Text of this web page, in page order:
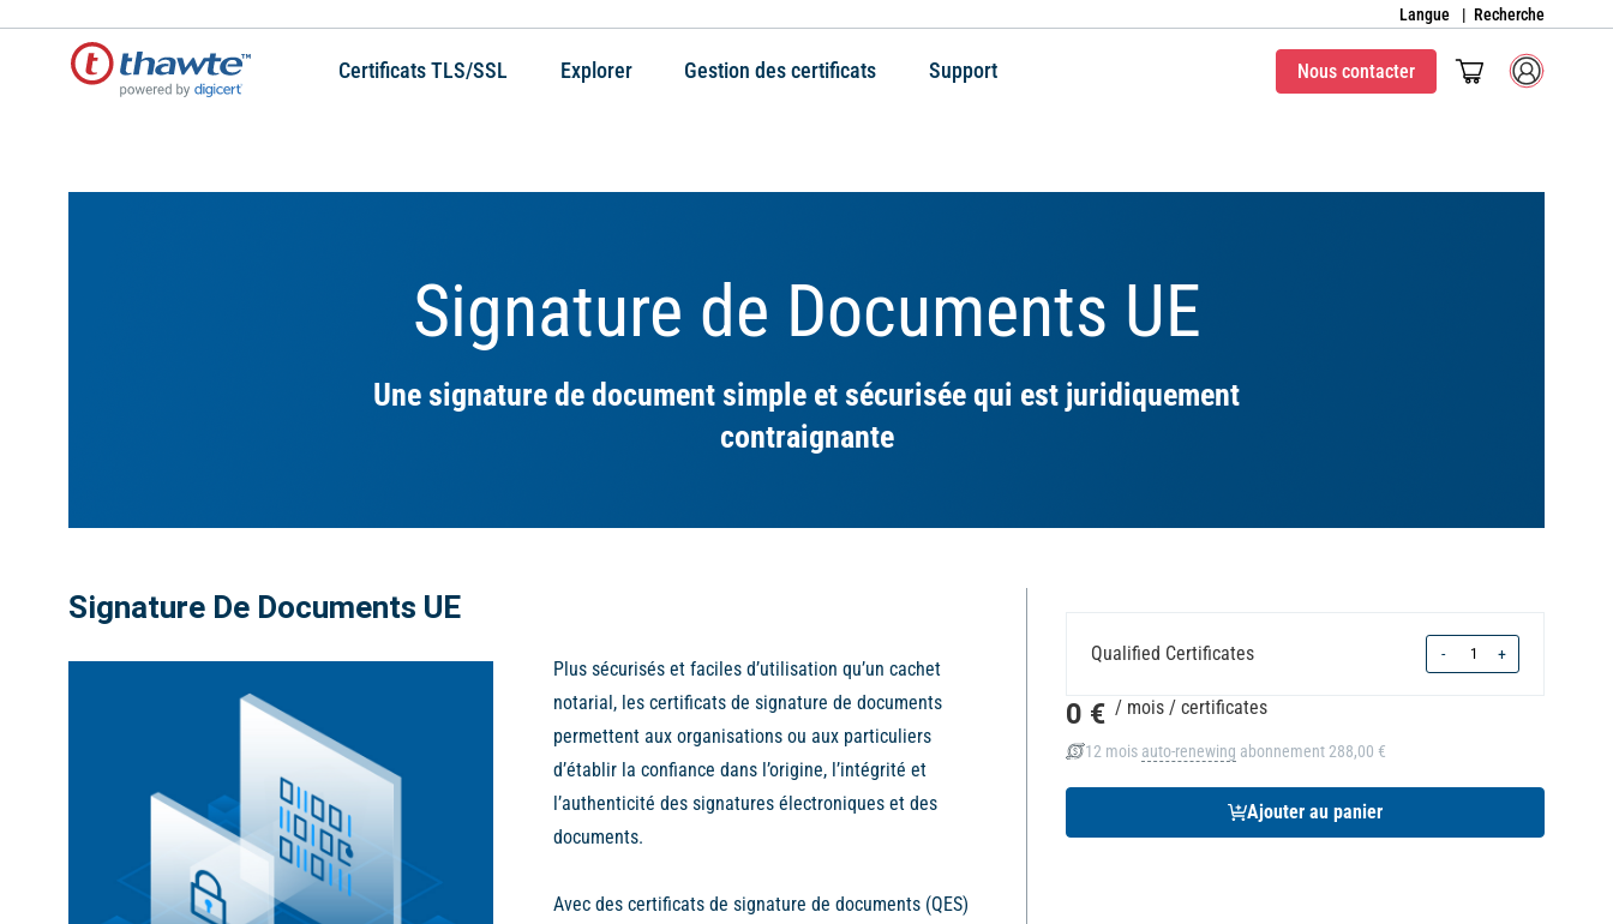
Langue Recherche
Certificats TLS/SSL Explorer Gestion des certificats Support Nous contacter
Signature de Documents UE
Une signature de document simple et sécurisée qui est juridiquement
contraignante
Signature De Documents UE
Plus sécurisés et faciles d’utilisation qu’un cachet
notarial, les certificats de signature de documents
permettent aux organisations ou aux particuliers
d’établir la confiance dans l’origine, l’intégrité et
l’authenticité des signatures électroniques et des
documents.
Avec des certificats de signature de documents (QES)
Qualified Certificates - +
0 € / mois / certificates
12 mois auto-renewing abonnement 288,00 €
Ajouter au panier